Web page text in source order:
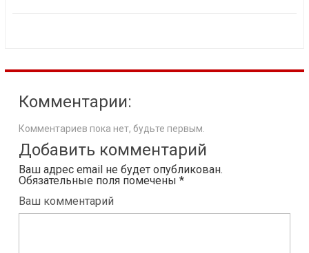
Комментарии:
Комментариев пока нет, будьте первым.
Добавить комментарий
Ваш адрес email не будет опубликован.
Обязательные поля помечены *
Ваш комментарий